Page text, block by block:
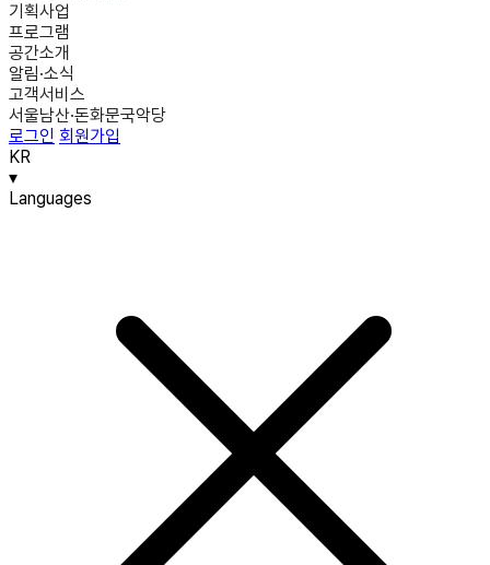
기획사업
프로그램
공간소개
알림·소식
고객서비스
서울남산·돈화문국악당
로그인 회원가입
KR
▾
Languages